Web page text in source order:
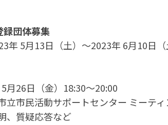
団体募集
年 5月13日（土）～2023年 6月10日（
月26日（金）18:30～20:00
立市民活動サポートセンター ミーテ
、質疑応答など